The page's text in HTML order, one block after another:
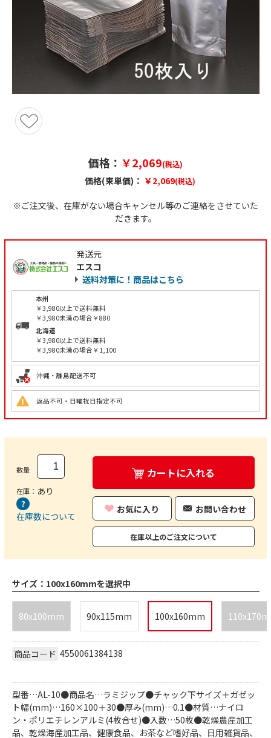
価格： ￥2,069(税込)
価格(束単価)： ￥2,069(税込)
※ご注文後、在庫がない場合キャンセル等のご連絡をさせていた
だきます。
発送元
エスコ
送料対策に！商品はこちら
本州
￥3,980以上で送料無料
￥3,980未満の場合￥880
北海道
￥3,980以上で送料無料
￥3,980未満の場合￥1,100
沖縄・離島配送不可
返品不可・日曜祝日指定不可
数量
在庫： あり
在庫数について
カートに入れる
お気に入り お問い合わせ
在庫以上のご注文について
サイズ： 100x160mmを選択中
80x100mm 90x115mm 100x160mm
商品コード 4550061384138
型番…AL-10●商品名…ラミジップ●チャック下サイズ＋ガゼッ
ト幅(mm)…160×100＋30●厚み(mm)…0.1●材質…ナイロ
ン・ポリエチレンアルミ(4枚合せ)●入数…50枚●乾燥農産加工
品、乾燥海産加工品、健康食品、お茶など嗜好品、日用雑貨品、